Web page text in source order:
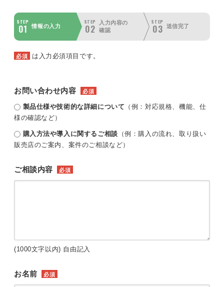
STEP
01 情報の入力
STEP
02
入力内容の
確認
STEP
03 送信完了
必須 は入力必須項目です。
お問い合わせ内容 必須
製品仕様や技術的な詳細について （例：対応規格、機能、仕
様の確認など）
購入方法や導入に関するご相談 （例：購入の流れ、取り扱い
販売店のご案内、案件のご相談など）
ご相談内容 必須
(1000文字以内) 自由記入
お名前 必須